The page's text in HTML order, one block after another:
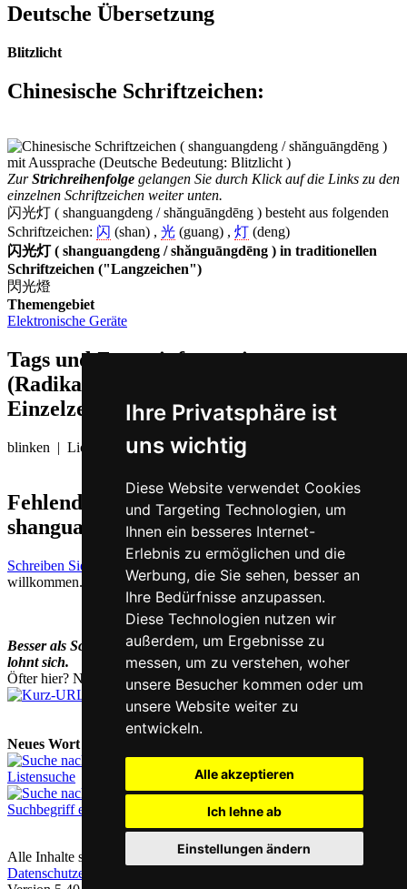
Ihre Privatsphäre ist
uns wichtig
Diese Website verwendet Cookies
und Targeting Technologien, um
Ihnen ein besseres Internet-
Erlebnis zu ermöglichen und die
Werbung, die Sie sehen, besser an
Ihre Bedürfnisse anzupassen.
Diese Technologien nutzen wir
außerdem, um Ergebnisse zu
messen, um zu verstehen, woher
unsere Besucher kommen oder um
unsere Website weiter zu
entwickeln.
Alle akzeptieren
Ich lehne ab
Einstellungen ändern
Deutsche Übersetzung
Blitzlicht
Chinesische Schriftzeichen:
ZurStrichreihenfolge gelangen Sie durch Klick auf die Links zu den
einzelnen Schriftzeichen weiter unten.
闪光灯 ( shanguangdeng / shănguāngdēng ) besteht aus folgenden
Schriftzeichen: 闪 (shan) , 光 (guang) , 灯 (deng)
闪光灯 ( shanguangdeng / shănguāngdēng ) in traditionellen
Schriftzeichen ("Langzeichen")
閃光燈
Themengebiet
Elektronische Geräte
Tags und Zusatzinformationen
(Radikale, Bedeutungen von
Einzelzeichen, Komposita etc.)
blinken | Licht
Fehlende oder falsche Übersetzung für
shanguangdeng auf Deutsch melden
Schreiben Sie uns!
Ihr Feedback und konstruktive Kritik sind stets
willkommen.
Besser als Schriftzeichen nachschlagen:Chinesisch lernen
lohnt sich.
Öfter hier? Nutzen Sie unsereKurz-URL chi.nesis.ch
Neues Wort nachschlagen:
Listensuche
Suchbegriff eingeben
Alle Inhalte sind urheberrechtlich geschützt | Kontakt & Impressum
Datenschutzerklärung